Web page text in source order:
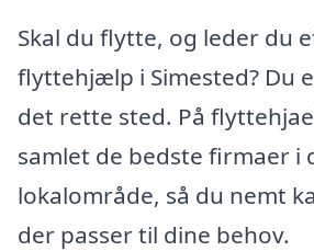
Skal du flytte, og leder du
flyttehjælp i Simested? Du
det rette sted. På
samlet de bedste firmaer i
lokalområde, så du nemt
der passer til dine behov.